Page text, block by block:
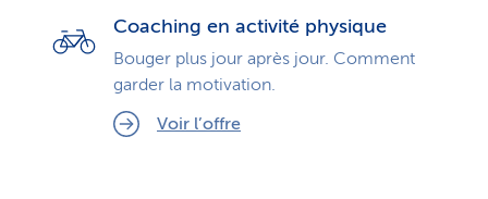
Coaching en activité physique
Bouger plus jour après jour. Comment
garder la motivation.
Voir l’offre